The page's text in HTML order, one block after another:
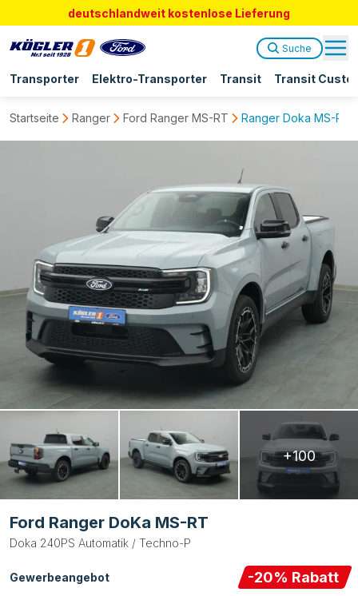
deutschlandweit kostenlose Lieferung
Transporter Elektro-Transporter Transit Transit
Suche
Startseite Ranger Ford Ranger MS-RT Ranger Doka MS-RT
+100
Ford Ranger DoKa MS-RT
Doka 240PS Automatik / Techno-P
Gewerbeangebot -20% Rabatt